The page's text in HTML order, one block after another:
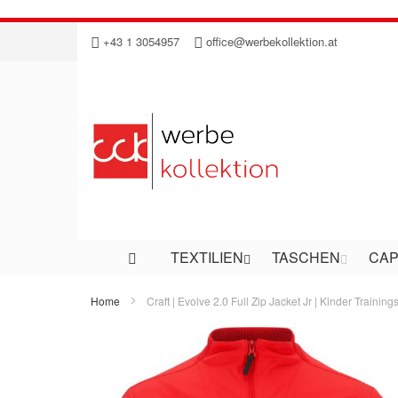
Direkt
Inhalt
+43 1 3054957 office@werbekollektion.at
TEXTILIEN TASCHEN
Home Craft | Evolve 2.0 Full Zip Jacket Jr | Kinder
Bildergalerie